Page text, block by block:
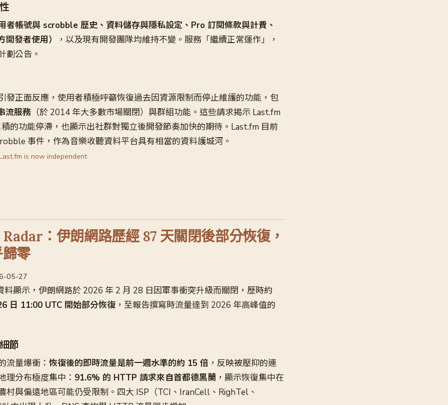
者帳號與 scrobble 歷史、資料儲存與隱私設定、Pro 訂閱條款與計費、
發者使用）
，以及現有開發團隊均維持不變。服務「繼續正常運作」，
劃公告。
發正面反應，使用者積極呼籲恢復過去因資源限制而停止維護的功能，包
流服務 （於 2014 年大多數市場關閉）與群組功能。這些請求揭示 Last.fm
的功能停滯，也顯示出社群對獨立後開發節奏加快的期待。Last.fm 目前
事件，作為音樂收聽資料平台具有相當的資料護城河。
is now independent
：伊朗網路歷經 87 天關閉後部分恢復，
零
05-27
料顯示，伊朗網路於 2026 年 2 月 28 日因軍事衝突升級而關閉，歷時約
日 11:00 UTC 開始部分恢復 ，至報告撰寫時流量達到 2026 年高峰值的
節
流量爆衝： 恢復後的即時流量是前一週水準的約 15 倍 ，反映被壓抑的連
理分布極度集中： 91.6% 的 HTTP 請求來自首都德黑蘭 ，顯示恢復集中在
村與偏遠地區可能仍受限制。四大 ISP（TCI、IranCell、RighTel、